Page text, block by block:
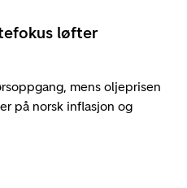
løfter
mens oljeprisen
på norsk inflasjon og